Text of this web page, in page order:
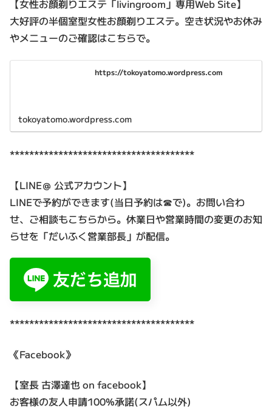
【女性お顔剃りエステ「livingroom」専用Web Site】
大好評の半個室型女性お顔剃りエステ。空き状況やお休み
やメニューのご確認はこちらで。
https://tokoyatomo.wordpress.com
tokoyatomo.wordpress.com
**************************************
【LINE＠ 公式アカウント】
LINEで予約ができます(当日予約は☎で)。お問い合わ
せ、ご相談もこちらから。休業日や営業時間の変更のお知
らせを「だいふく営業部長」が配信。
**************************************
《Facebook》
【室長 古澤達也 on facebook】
お客様の友人申請100%承諾(スパム以外)